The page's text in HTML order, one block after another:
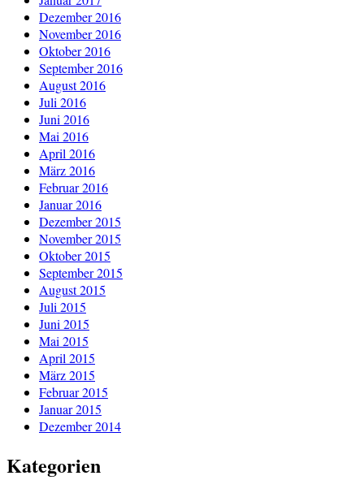
Dezember 2016
November 2016
Oktober 2016
September 2016
August 2016
Juli 2016
Juni 2016
Mai 2016
April 2016
März 2016
Februar 2016
Januar 2016
Dezember 2015
November 2015
Oktober 2015
September 2015
August 2015
Juli 2015
Juni 2015
Mai 2015
April 2015
März 2015
Februar 2015
Januar 2015
Dezember 2014
Kategorien